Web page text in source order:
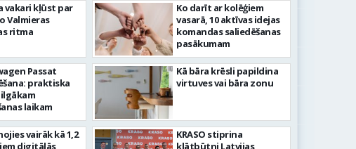
vakari kļūst par
Valmieras
ritma
Passat
praktiska
laikam
vairāk kā 1,2
digitālās
Ko darīt ar kolēģiem
vasarā, 10 aktīvas idejas
komandas saliedēšanas
pasākumam
Kā bāra krēsli papildina
virtuves vai bāra zonu
KRASO stiprina
klātbūtni Latvijas